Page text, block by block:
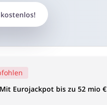
Eurojackpot bis zu 52 mio €